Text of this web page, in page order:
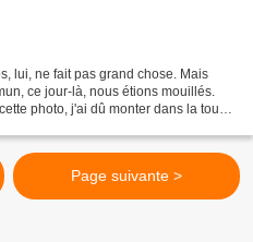
lui, ne fait pas grand chose. Mais
ce jour-là, nous étions mouillés.
photo, j'ai dû monter dans la tour
Page suivante >